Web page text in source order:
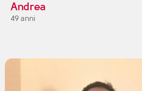
Andrea
49 anni